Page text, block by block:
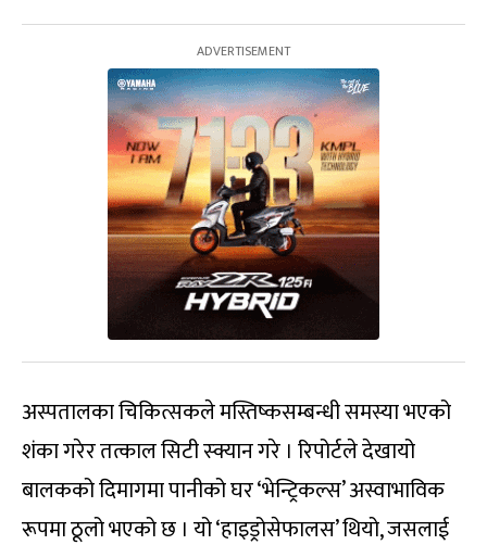
अस्पतालका चिकित्सकले मस्तिष्कसम्बन्धी समस्या भएको
शंका गरेर तत्काल सिटी स्क्यान गरे । रिपोर्टले देखायो
बालकको दिमागमा पानीको घर ‘भेन्ट्रिकल्स’ अस्वाभाविक
रूपमा ठूलो भएको छ । यो ‘हाइड्रोसेफालस’ थियो, जसलाई